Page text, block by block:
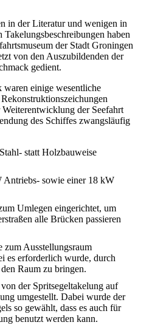
in der Literatur und wenigen in
haben
der Stadt Groningen
von den Auszubildenden der
gedient.
waren einige wesentliche
der Seefahrt
des Schiffes zwangsläufig
statt Holzbauweise
Antriebs- sowie einer 18 kW
Umlegen eingerichtet, um
alle Brücken passieren
zum Ausstellungsraum
es erforderlich wurde, durch
Raum zu bringen.
der Spritsegeltakelung auf
umgestellt. Dabei wurde der
so gewählt, dass es auch für
benutzt werden kann.